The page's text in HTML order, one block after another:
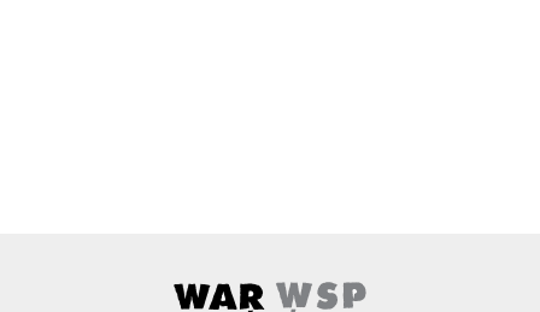
Wardyński i Wspólnicy